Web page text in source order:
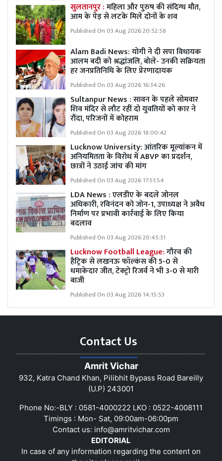
सुलतानपुर :महिला और पुरुष की संदिग्ध मौत,
आम के पेड़ से लटके मिले दोनों के शव
Published On 03 Aug 2026 20:52:58
Alam Badi News: योगी ने दी सपा विधायक
आलम बदी को श्रद्धांजलि, बोले- उनकी सक्रियता
हर जनप्रतिनिधि के लिए प्रेरणादायक
Published On 03 Aug 2026 16:34:26
Sultanpur News : सावन के पहले सोमवार
शिव मंदिर से लौट रहीं दो युवतियों को कार ने
रौंदा, परिजनों में कोहराम
Published On 03 Aug 2026 18:00:42
Lucknow University: आंतरिक मूल्यांकन में
अनियमितता के विरोध में ABVP का प्रदर्शन,
छात्रों ने उठाई जांच की मांग
Published On 03 Aug 2026 17:51:54
LDA News : एलडीए के बदले जोनल
अधिकारी, रविनंदन को जोन-1, उपाध्यक्ष ने अवैध
निर्माण पर प्रभावी कार्रवाई के लिए किया
बदलाव
Published On 03 Aug 2026 20:45:31
Lucknow Football League:गौरव की
हैट्रिक से लखनऊ फॉल्कंस की 5-0 से
धमाकेदार जीत, टेक्ट्रो रिजर्व ने भी 3-0 से मारी
बाजी
Published On 03 Aug 2026 14:15:53
Contact Us
Amrit Vichar
932, Katra Chand Khan, Pilibhit Bypass Road Bareilly
(U.P) 243001
Phone No:-BLY : 0581-4000222 LKO : 0522-4008111
Timings : Mon- Sat, 09:00am-06:00pm
Contact us: info@amritvichar.com
EDITORIAL
In case of any information regarding the content on